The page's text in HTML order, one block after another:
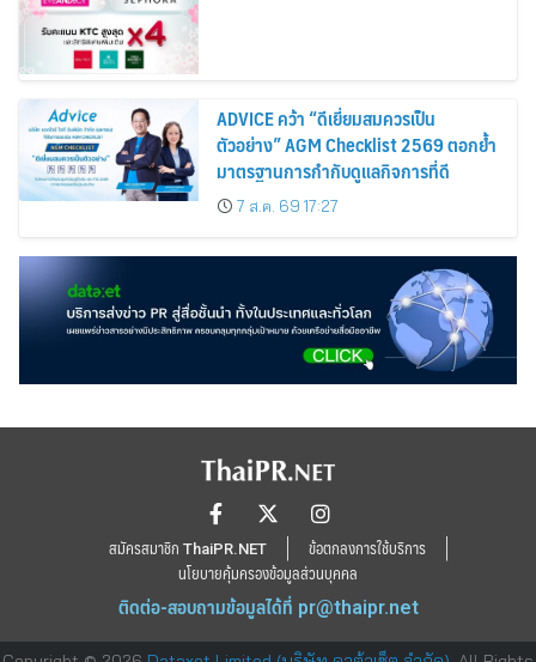
ADVICE คว้า “ดีเยี่ยมสมควรเป็น
ตัวอย่าง” AGM Checklist 2569 ตอกย้ำ
มาตรฐานการกำกับดูแลกิจการที่ดี
7 ส.ค. 69 17:27
สมัครสมาชิก ThaiPR.NET
ข้อตกลงการใช้บริการ
นโยบายคุ้มครองข้อมูลส่วนบุคคล
ติดต่อ-สอบถามข้อมูลได้ที่ pr@thaipr.net